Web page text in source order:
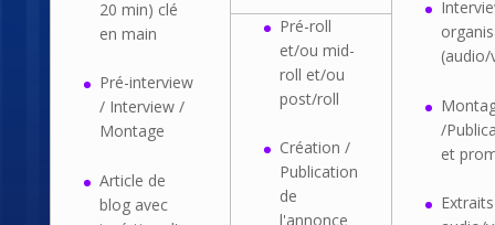
20 min) clé
en main
Pré-interview
/ Interview /
Montage
Article de
blog avec
Pré-roll
et/ou mid-
roll et/ou
post/roll
Création /
Publication
de
l'annonce
/
et
Extraits